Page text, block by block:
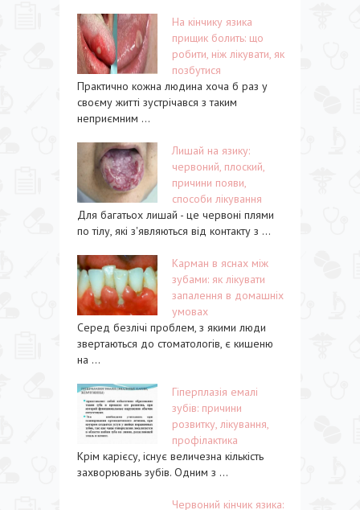
На кінчику язика
прищик болить: що
робити, ніж лікувати, як
позбутися
Практично кожна людина хоча б раз у
своєму житті зустрічався з таким
неприємним ...
Лишай на язику:
червоний, плоский,
причини появи,
способи лікування
Для багатьох лишай - це червоні плями
по тілу, які з'являються від контакту з ...
Карман в яснах між
зубами: як лікувати
запалення в домашніх
умовах
Серед безлічі проблем, з якими люди
звертаються до стоматологів, є кишеню
на ...
Гіперплазія емалі
зубів: причини
розвитку, лікування,
профілактика
Крім карієсу, існує величезна кількість
захворювань зубів. Одним з ...
Червоний кінчик язика: